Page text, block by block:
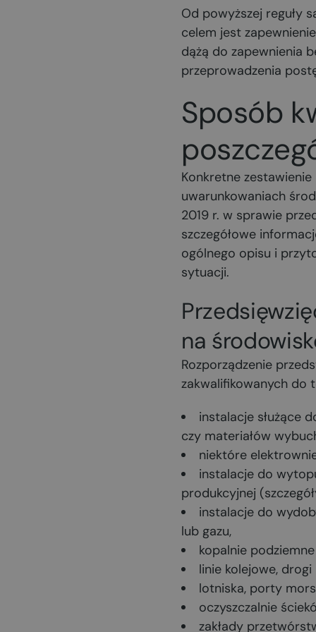
Od powyższej reguły
celem jest
dążą do zapewnienia
przeprowadzenia
Sposób
Konkretne
uwarunkowaniach
2019 r. w sprawie
szczegółowe
ogólnego opisu i
sytuacji.
na
Rozporządzenie
zakwalifikowanych do
instalacje służące
czy materiałów
niektóre
instalacje do
produkcyjnej
instalacje do
lub gazu,
kopalnie
linie kolejowe,
lotniska, porty
oczyszczalnie
zakłady